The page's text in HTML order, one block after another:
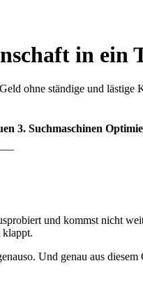
in ein
ohne ständige und
und kommst nicht
klappt.
Und genau aus
3. Suchmaschinen